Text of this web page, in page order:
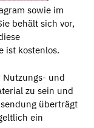
sowie im
behält sich vor,
ist kostenlos.
und
zu sein und
überträgt
ein